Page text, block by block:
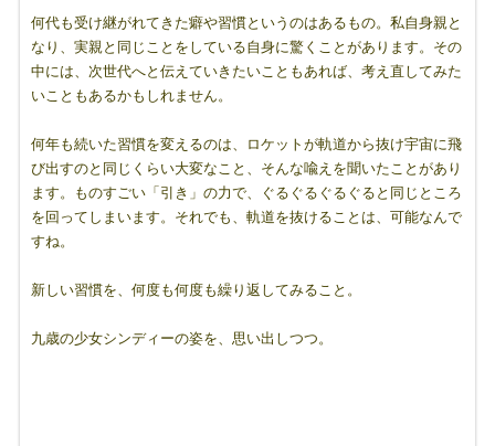
何代も受け継がれてきた癖や習慣というのはあるもの。私自身親と
なり、実親と同じことをしている自身に驚くことがあります。その
中には、次世代へと伝えていきたいこともあれば、考え直してみた
いこともあるかもしれません。
何年も続いた習慣を変えるのは、ロケットが軌道から抜け宇宙に飛
び出すのと同じくらい大変なこと、そんな喩えを聞いたことがあり
ます。ものすごい「引き」の力で、ぐるぐるぐるぐると同じところ
を回ってしまいます。それでも、軌道を抜けることは、可能なんで
すね。
新しい習慣を、何度も何度も繰り返してみること。
九歳の少女シンディーの姿を、思い出しつつ。